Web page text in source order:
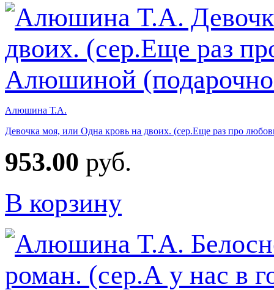
Алюшина Т.А.
Девочка моя, или Одна кровь на двоих. (сер.Еще раз про
953.00 руб.
В корзину